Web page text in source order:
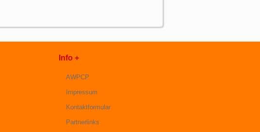
Info +
AWPCP
Impressum
Kontaktformular
Partnerlinks